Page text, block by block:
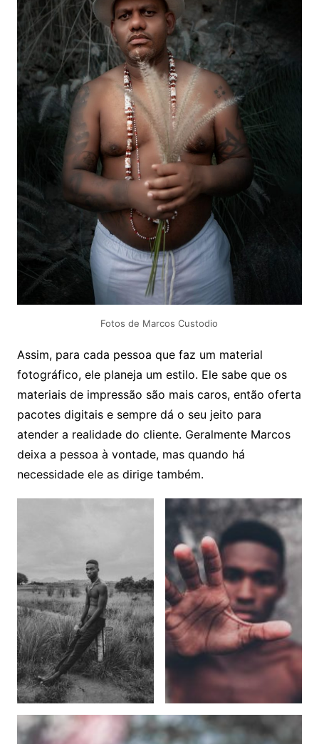
Fotos de Marcos Custodio
Assim, para cada pessoa que faz um material
fotográfico, ele planeja um estilo. Ele sabe que os
materiais de impressão são mais caros, então oferta
pacotes digitais e sempre dá o seu jeito para
atender a realidade do cliente. Geralmente Marcos
deixa a pessoa à vontade, mas quando há
necessidade ele as dirige também.